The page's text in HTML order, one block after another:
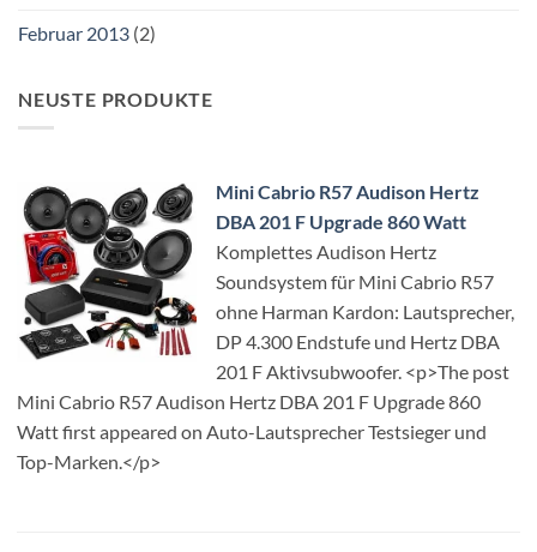
Februar 2013 (2)
NEUSTE PRODUKTE
Mini Cabrio R57 Audison Hertz
DBA 201 F Upgrade 860 Watt
Komplettes Audison Hertz
Soundsystem für Mini Cabrio R57
ohne Harman Kardon: Lautsprecher,
DP 4.300 Endstufe und Hertz DBA
201 F Aktivsubwoofer. <p>The post
Mini Cabrio R57 Audison Hertz DBA 201 F Upgrade 860
Watt first appeared on Auto-Lautsprecher Testsieger und
Top-Marken.</p>